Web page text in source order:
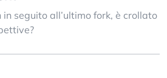
seguito all’ultimo fork, è crollato